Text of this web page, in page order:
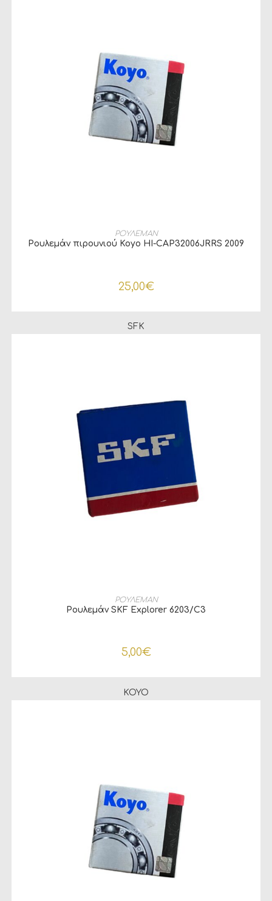
ΠΡΟΣΘΉΚΗ ΣΤΟ ΚΑΛΆΘΙ
ΡΟΥΛΕΜΑΝ
Ρουλεμάν πιρουνιού Koyo HI-CAP32006JRRS 2009
25,00€
SFK
ΠΡΟΣΘΉΚΗ ΣΤΟ ΚΑΛΆΘΙ
ΡΟΥΛΕΜΑΝ
Ρουλεμάν SKF Explorer 6203/C3
5,00€
KOYO